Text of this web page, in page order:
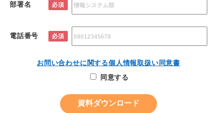
部署名 必須
電話番号 必須
お問い合わせに関する個人情報取扱い同意書
同意する